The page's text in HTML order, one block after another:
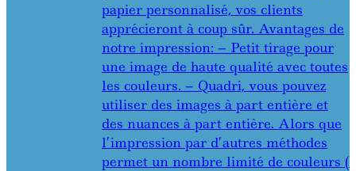
papier personnalisé, vos clients
apprécieront à coup sûr. Avantages de
notre impression: – Petit tirage pour
une image de haute qualité avec toutes
les couleurs. – Quadri, vous pouvez
utiliser des images à part entière et
des nuances à part entière. Alors que
l’impression par d’autres méthodes
permet un nombre limité de couleurs (